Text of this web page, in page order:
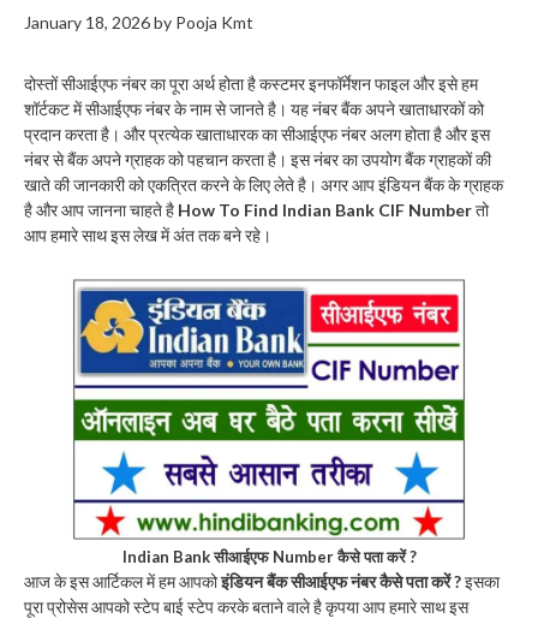
January 18, 2026by Pooja Kmt
दोस्तों सीआईएफ नंबर का पूरा अर्थ होता है कस्टमर इनफॉर्मेशन फाइल और इसे हम
शॉर्टकट में सीआईएफ नंबर के नाम से जानते है। यह नंबर बैंक अपने खाताधारकों को
प्रदान करता है। और प्रत्येक खाताधारक का सीआईएफ नंबर अलग होता है और इस
नंबर से बैंक अपने ग्राहक को पहचान करता है। इस नंबर का उपयोग बैंक ग्राहकों की
खाते की जानकारी को एकत्रित करने के लिए लेते है। अगर आप इंडियन बैंक के ग्राहक
है और आप जानना चाहते है How To Find Indian Bank CIF Numberतो
आप हमारे साथ इस लेख में अंत तक बने रहे।
Indian Bank सीआईएफ Number कैसे पता करें ?
आज के इस आर्टिकल में हम आपकोइंडियन बैंक सीआईएफ नंबर कैसे पता करें ?इसका
पूरा प्रोसेस आपको स्टेप बाई स्टेप करके बताने वाले है कृपया आप हमारे साथ इस